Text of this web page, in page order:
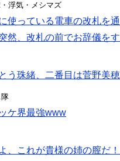
浮気・メシマズ
使っている電車の改札を
然、改札の前でお辞儀を
う珠緒、二番目は菅野美
ケ界最強www
、これが貴様の姉の膣